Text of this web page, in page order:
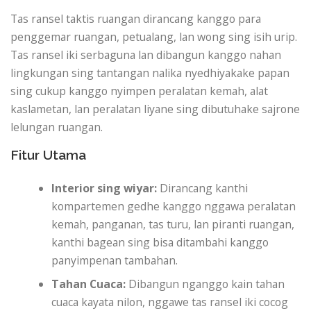
Tas ransel taktis ruangan dirancang kanggo para
penggemar ruangan, petualang, lan wong sing isih urip.
Tas ransel iki serbaguna lan dibangun kanggo nahan
lingkungan sing tantangan nalika nyedhiyakake papan
sing cukup kanggo nyimpen peralatan kemah, alat
kaslametan, lan peralatan liyane sing dibutuhake sajrone
lelungan ruangan.
Fitur Utama
Interior sing wiyar: Dirancang kanthi
kompartemen gedhe kanggo nggawa peralatan
kemah, panganan, tas turu, lan piranti ruangan,
kanthi bagean sing bisa ditambahi kanggo
panyimpenan tambahan.
Tahan Cuaca: Dibangun nganggo kain tahan
cuaca kayata nilon, nggawe tas ransel iki cocog